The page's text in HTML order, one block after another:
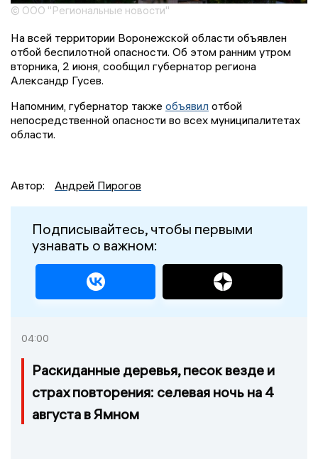
© ООО "Региональные новости"
На всей территории Воронежской области объявлен
отбой беспилотной опасности. Об этом ранним утром
вторника, 2 июня, сообщил губернатор региона
Александр Гусев.
Напомним, губернатор также объявил отбой
непосредственной опасности во всех муниципалитетах
области.
Автор: Андрей Пирогов
Подписывайтесь, чтобы первыми
узнавать о важном:
04:00
Раскиданные деревья, песок везде и
страх повторения: селевая ночь на 4
августа в Ямном